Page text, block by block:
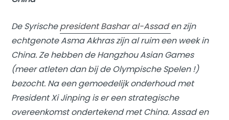
De Syrischepresident Bashar al-Assaden zijn
echtgenote Asma Akhras zijn al ruim een week in
China. Ze hebben de Hangzhou Asian Games
(meer atleten dan bij de Olympische Spelen !)
bezocht. Na een gemoedelijk onderhoud met
President Xi Jinping is er een strategische
overeenkomst ondertekend met China. Assad en